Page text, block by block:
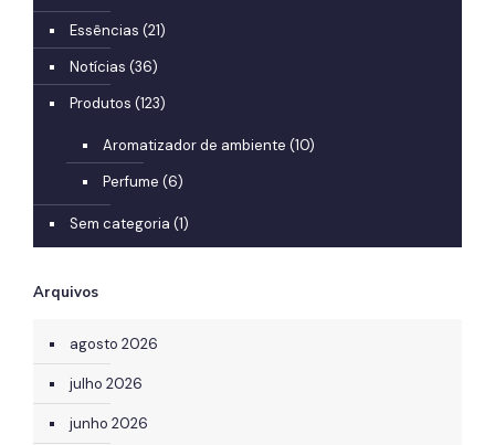
Essências (21)
Notícias (36)
Produtos (123)
Aromatizador de ambiente (10)
Perfume (6)
Sem categoria (1)
Arquivos
agosto 2026
julho 2026
junho 2026